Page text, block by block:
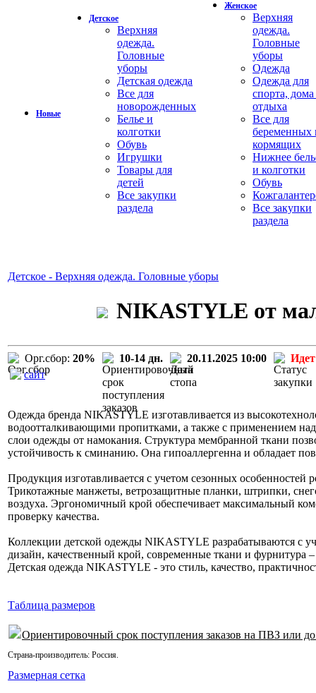
Новые
Детское
Верхняя
одежда.
Головные
уборы
Детская одежда
Все для
новорожденных
Белье и
колготки
Обувь
Игрушки
Товары для
детей
Все закупки
раздела
Женское
Верхняя
одежда.
Головные
уборы
Одежда
Одежда для
спорта,
отдыха
Все для
беременных
кормящих
Нижнее
и колготки
Обувь
Все закупки
раздела
Детское - Верхняя одежда. Головные уборы
NIKASTYLE от
Орг.сбор: 20% 10-14 дн. 20.11.2025 10:00
сайт
Одежда бренда NIKASTYLE изготавливается из
водоотталкивающими пропитками, а также с применением
слои одежды от намокания. Структура мембранной ткани
устойчивость к сминанию. Она гипоаллергенна и обладает
Продукция изготавливается с учетом сезонных
Трикотажные манжеты, ветрозащитные планки, штрипки,
воздуха. Эргономичный крой обеспечивает максимальный
проверку качества.
Коллекции детской одежды NIKASTYLE разрабатываются с
дизайн, качественный крой, современные ткани и
Детская одежда NIKASTYLE - это стиль, качество,
Таблица размеров
Ориентировочный срок поступления заказов на ПВЗ или
Страна-производитель: Россия.
Размерная сетка